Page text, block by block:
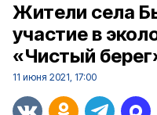
Жители села
участие в
«Чистый
11 июня 2021, 17:00